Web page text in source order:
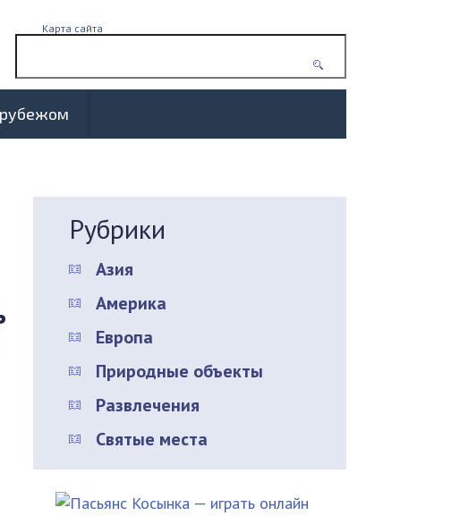
Карта сайта
Рубрики
Азия
Америка
Европа
Природные объекты
Развлечения
Святые места